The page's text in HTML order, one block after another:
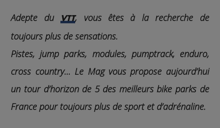
Adepte du VTT, vous êtes à la recherche de
toujours plus de sensations.
Pistes, jump parks, modules, pumptrack, enduro,
cross country… Le Magvous propose aujourd’hui
un tour d’horizon de 5 des meilleurs bike parks de
France pour toujours plus de sport et d’adrénaline.